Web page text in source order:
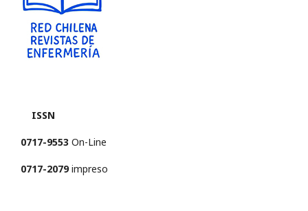
ISSN
0717-9553 On-Line
0717-2079impreso